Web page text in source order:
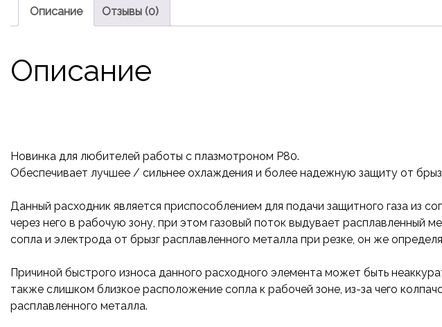
Описание Отзывы (0)
Описание
Новинка для любителей работы с плазмотроном Р80.
Обеспечивает лучшее / сильнее охлаждения и более надежную защиту от
Данный расходник является приспособлением для подачи защитного газа из
через него в рабочую зону, при этом газовый поток выдувает расплавленный
сопла и электрода от брызг расплавленного металла при резке, он же
Причиной быстрого износа данного расходного элемента может быть
также слишком близкое расположение сопла к рабочей зоне, из-за чего
расплавленного металла.